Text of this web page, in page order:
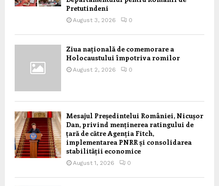
Pretutindeni
August 3, 2026 0
Ziua națională de comemorare a
Holocaustului împotriva romilor
August 2, 2026 0
Mesajul Președintelui României, Nicușor
Dan, privind menținerea ratingului de
țară de către Agenția Fitch,
implementarea PNRR și consolidarea
stabilității economice
August 1, 2026 0